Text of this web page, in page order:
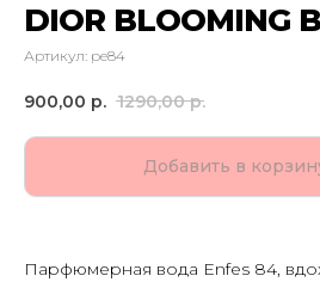
DIOR BLOOMING
Артикул: pe84
900,00 р. 1290,00 р.
Добавить в
Парфюмерная вода Enfes 84,